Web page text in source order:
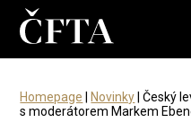
Homepage Novinky | Český
s moderátorem Markem